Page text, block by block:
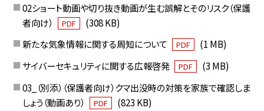
02ショート動画や切り抜き動画が生む誤解とそのリスク（保護
者向け）
PDF
(308 KB)
新たな気象情報に関する周知について
PDF
(1 MB)
サイバーセキュリティに関する広報啓発
PDF
(3 MB)
03_（別添）（保護者向け）クマ出没時の対策を家族で確認しま
しょう（動画あり）
PDF
(823 KB)